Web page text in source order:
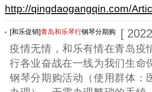
http://qingdaogangqin.com/
[和乐促销]青岛和乐琴行钢琴分期购 [
疫情无情，和乐有情在青岛疫
行各业奋战在一线为我们生命
钢琴分期购活动（使用群体：